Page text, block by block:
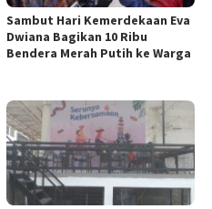
Sambut Hari Kemerdekaan Eva
Dwiana Bagikan 10 Ribu
Bendera Merah Putih ke Warga